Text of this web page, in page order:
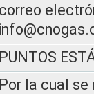
correo
PUNTOS
Por la cual se